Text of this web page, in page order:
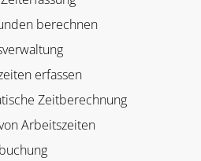
berechnen
erfassen
Zeitberechnung
Arbeitszeiten